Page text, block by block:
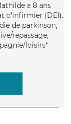
a 8 ans
d'infirmier (DEI).
de parkinson,
repassage,
loisirs*